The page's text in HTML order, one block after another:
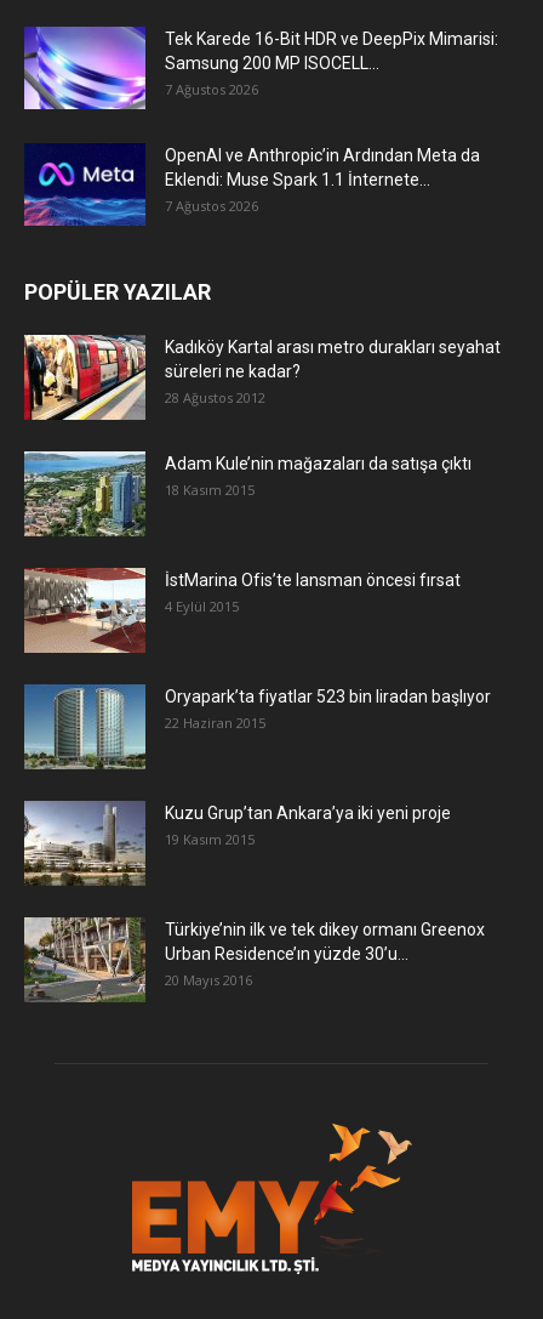
Tek Karede 16-Bit HDR ve DeepPix Mimarisi:
Samsung 200 MP ISOCELL...
7 Ağustos 2026
OpenAI ve Anthropic’in Ardından Meta da
Eklendi: Muse Spark 1.1 İnternete...
7 Ağustos 2026
POPÜLER YAZILAR
Kadıköy Kartal arası metro durakları seyahat
süreleri ne kadar?
28 Ağustos 2012
Adam Kule’nin mağazaları da satışa çıktı
18 Kasım 2015
İstMarina Ofis’te lansman öncesi fırsat
4 Eylül 2015
Oryapark’ta fiyatlar 523 bin liradan başlıyor
22 Haziran 2015
​Kuzu Grup’tan Ankara’ya iki yeni proje
19 Kasım 2015
Türkiye’nin ilk ve tek dikey ormanı Greenox
Urban Residence’ın yüzde 30’u...
20 Mayıs 2016